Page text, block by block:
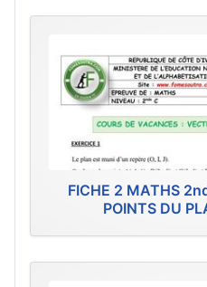
FICHE 2 MATHS
POINTS DU